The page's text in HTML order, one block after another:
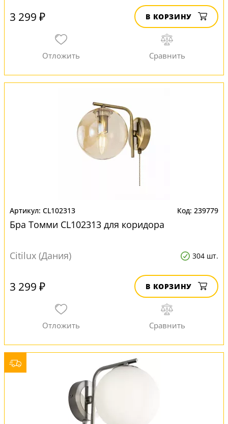
3 299 ₽ В КОРЗИНУ
CL102313 239779
Бра Томми CL102313 для коридора
Citilux (Дания) 304 шт.
3 299 ₽ В КОРЗИНУ